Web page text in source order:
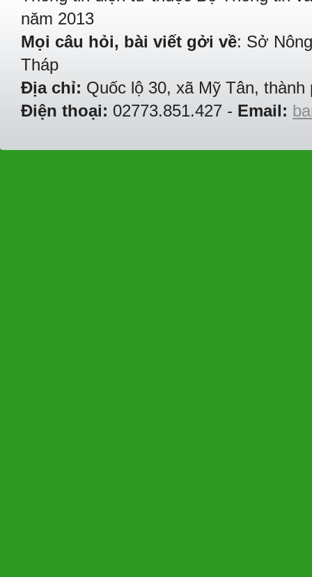
năm 2013
Mọi câu hỏi, bài viết gởi về: Sở
Tháp
Địa chỉ: Quốc lộ 30, xã Mỹ Tân,
Điện thoại: 02773.851.427 - Email: